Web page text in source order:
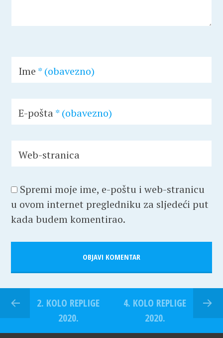
Ime * (obavezno)
E-pošta * (obavezno)
Web-stranica
Spremi moje ime, e-poštu i web-stranicu
u ovom internet pregledniku za sljedeći put
kada budem komentirao.
2. KOLO REPLIGE
2020.
4. KOLO REPLIGE
2020.